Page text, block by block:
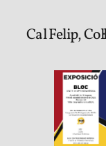
Cal Felip,